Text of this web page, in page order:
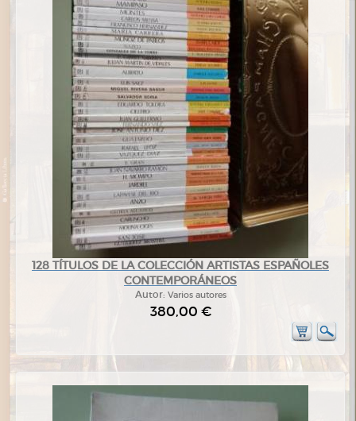
128 TÍTULOS DE LA COLECCIÓN ARTISTAS ESPAÑOLES
CONTEMPORÁNEOS
Autor: Varios autores
380,00 €